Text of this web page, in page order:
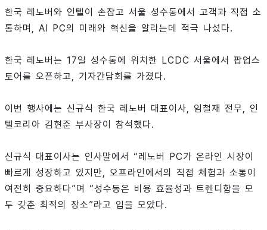
한국 레노버와 인텔이 손잡고 서울 성수동에서 고객과 직접 소
통하며, AI PC의 미래와 혁신을 알리는데 적극 나섰다.
한국 레노버는 17일 성수동에 위치한 LCDC 서울에서 팝업스
토어를 오픈하고, 기자간담회를 가졌다.
이번 행사에는 신규식 한국 레노버 대표이사, 임철재 전무, 인
텔코리아 김현준 부사장이 참석했다.
신규식 대표이사는 인사말에서 “레노버 PC가 온라인 시장이
빠르게 성장하고 있지만, 오프라인에서의 직접 체험과 소통이
여전히 중요하다”며 “성수동은 비용 효율성과 트렌디함을 모
두 갖춘 최적의 장소”라고 입을 모았다.